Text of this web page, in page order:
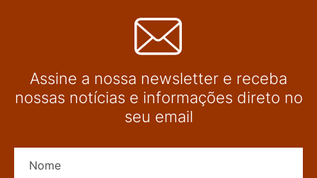
Assine a nossa newsletter e receba
nossas notícias e informações direto no
seu email